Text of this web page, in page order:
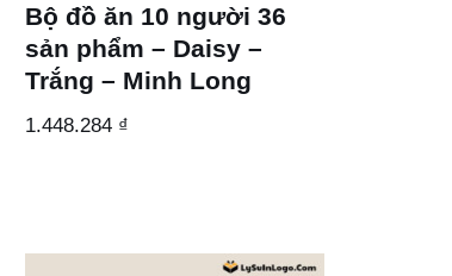
Bộ đồ ăn 10 người 36
sản phẩm – Daisy –
Trắng – Minh Long
1.448.284 ₫